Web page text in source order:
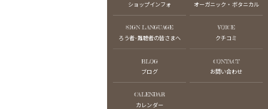
ショップインフォ オーガニック・ボタニカル
SIGN LANGUAGE
ろう者･難聴者の皆さまへ
VOICE
クチコミ
BLOG
ブログ
CONTACT
お問い合わせ
CALENDAR
カレンダー